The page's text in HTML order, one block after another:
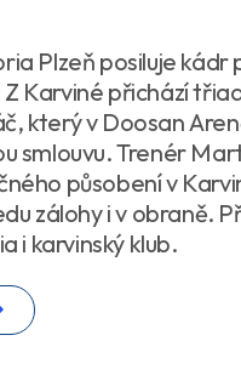
Plzeň posiluje kádr
Z Karviné přichází
který v Doosan
smlouvu. Trenér
působení v
zálohy i v obraně.
i karvinský klub.